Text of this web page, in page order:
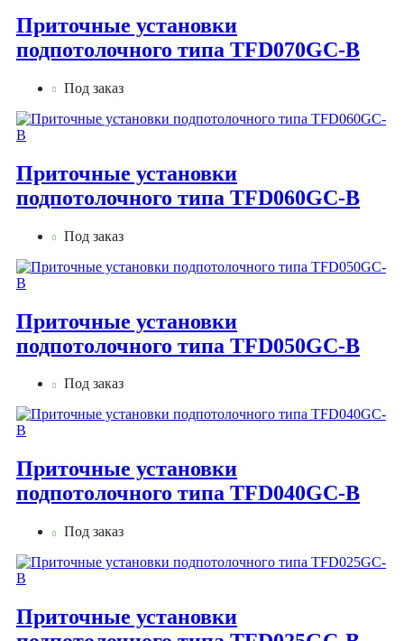
Приточные установки
подпотолочного типа TFD070GC-B
Под заказ
Приточные установки
подпотолочного типа TFD060GC-B
Под заказ
Приточные установки
подпотолочного типа TFD050GC-B
Под заказ
Приточные установки
подпотолочного типа TFD040GC-B
Под заказ
Приточные установки